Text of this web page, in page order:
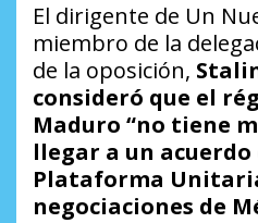
El dirigente de Un
miembro de la
de la oposición,
consideró que el
Maduro “no tiene
llegar a un acuerdo
Plataforma
negociaciones de